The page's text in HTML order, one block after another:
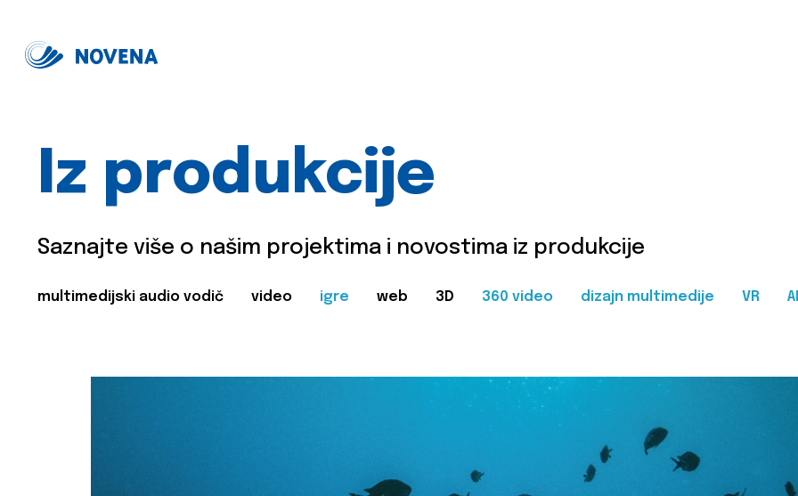
Iz produkcije
Saznajte više o našim projektima i novostima iz produkcije
multimedijski audio vodič video igre web 3D 360 video dizajn multimedije VR